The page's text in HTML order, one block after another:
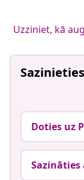
Uzziniet, kā
Doties uz